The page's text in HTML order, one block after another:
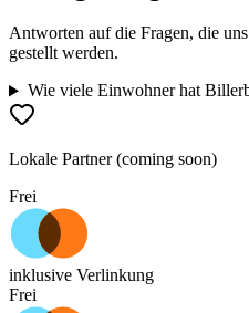
Antworten auf die Fragen, die
gestellt werden.
Wie viele Einwohner hat
Lokale Partner (coming soon)
Frei
inklusive Verlinkung
Frei